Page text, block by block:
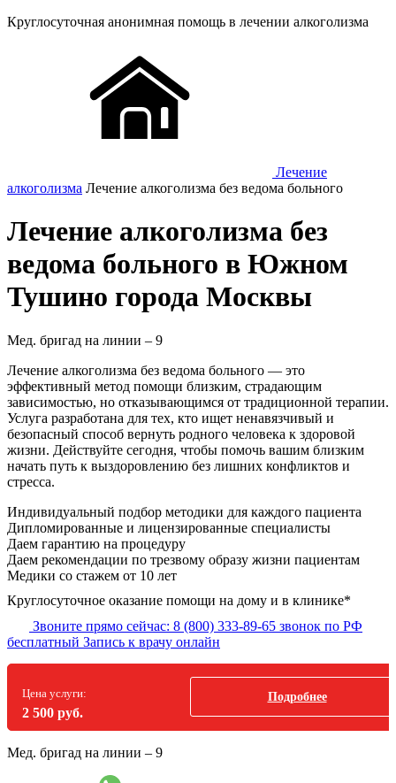
Круглосуточная анонимная помощь в лечении алкоголизма
Лечение
алкоголизма Лечение алкоголизма без ведома больного
Лечение алкоголизма без
ведома больного в Южном
Тушино города Москвы
Мед. бригад на линии – 9
Лечение алкоголизма без ведома больного — это
эффективный метод помощи близким, страдающим
зависимостью, но отказывающимся от традиционной терапии.
Услуга разработана для тех, кто ищет ненавязчивый и
безопасный способ вернуть родного человека к здоровой
жизни. Действуйте сегодня, чтобы помочь вашим близким
начать путь к выздоровлению без лишних конфликтов и
стресса.
Индивидуальный подбор методики для каждого пациента
Дипломированные и лицензированные специалисты
Даем гарантию на процедуру
Даем рекомендации по трезвому образу жизни пациентам
Медики со стажем от 10 лет
Круглосуточное оказание помощи на дому и в клинике*
Звоните прямо сейчас: 8 (800) 333-89-65 звонок по РФ
бесплатный Запись к врачу онлайн
Цена услуги:
2 500 руб.
Подробнее
Мед. бригад на линии – 9